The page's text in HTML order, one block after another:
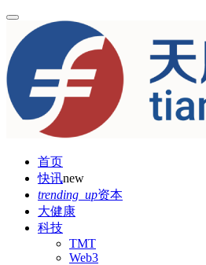
首页
快讯new
trending_up资本
大健康
科技
TMT
Web3